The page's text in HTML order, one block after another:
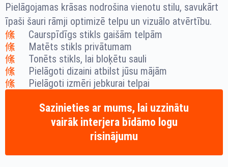
Pielāgojamas krāsas nodrošina vienotu stilu, savukārt
īpaši šauri rāmji optimizē telpu un vizuālo atvērtību.
Caurspīdīgs stikls gaišām telpām
Matēts stikls privātumam
Tonēts stikls, lai bloķētu sauli
Pielāgoti dizaini atbilst jūsu mājām
Pielāgoti izmēri jebkurai telpai
Sazinieties ar mums, lai uzzinātu
vairāk interjera bīdāmo logu
risinājumu